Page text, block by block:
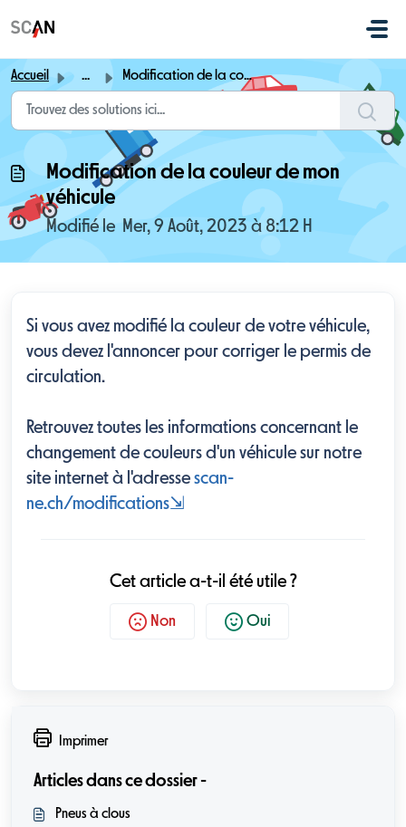
Accueil ... Modification de la couleur de mon véhicule
Modification de la couleur de mon
véhicule
Modifié le Mer, 9 Août, 2023 à 8:12 H
Si vous avez modifié la couleur de votre véhicule,
vous devez l'annoncer pour corriger le permis de
circulation.
Retrouvez toutes les informations concernant le
changement de couleurs d'un véhicule sur notre
site internet à l'adresse scan-
ne.ch/modifications⇲
Cet article a-t-il été utile ?
Non Oui
Imprimer
Articles dans ce dossier -
Pneus à clous